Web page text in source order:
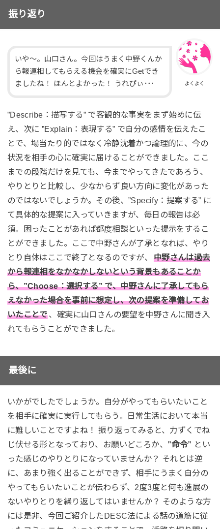
振り返り
よくよく
いや〜。山口さん。今回はうまく中野くんか
ら報連相してもらえる機会を確実にGetでき
ましたね！ ほんとよかった！ うれぴぃ･･･
”Describe：描写する” で客観的な事実をまず始めに伝
え、次に ”Explain：表現する” で自分の感情を伝えたこ
とで、場当たり的ではなく冷静沈着かつ論理的に、今の
状況を相手の心に確実に届けることができました。ここ
までの段階だけを見ても、今までやってきたであろう、
やりとりと比較し、少なからず良い方向に変化があった
のではないでしょうか。その後、”Specify：提案する” に
て具体的な提案に入っていきますが、毎日の報告は必
須。困ったことがあれば都度相談といった提示をするこ
とができました。ここで中野さんが了承となれば、やり
とり自体はここで終了となるのですが、
中野さんは過去
から報連相をなかなかしないという背景もあることか
ら、”Choose：選択する” で、中野さんに了承してもら
えなかった場合を事前に想定し、次の提案を準備してお
いたことで、確実に山口さんの要望を中野さんに聞き入
れてもらうことができました。
最後に
いかがでしたでしょうか。自分がやってもらいたいこと
を相手に確実に実行してもらう。日常生活において本当
に難しいことですよね！ 振り返ってみると、力ずくでね
じ伏せる形となっており、お願いどころか、 ”命令” とい
った感じのやりとりになっていませんか？ それとは逆
に、あまり強く出ることができず、相手にうまく自分の
やってもらいたいことが伝わらず、2度3度と何も進展の
ないやりとりを繰り返してはいませんか？ そのような方
には是非、今回ご紹介したDESC法による話の道筋に従